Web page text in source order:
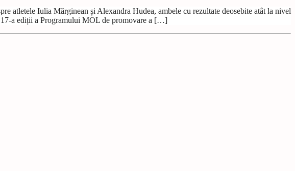
atletele Iulia Mărginean și Alexandra Hudea, ambele cu rezultate deosebite atât la nivel
17-a ediții a Programului MOL de promovare a […]